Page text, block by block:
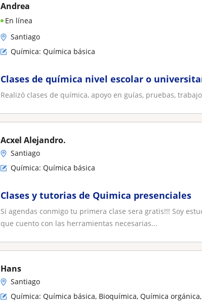
Andrea
En línea
Santiago
Química: Química básica
Clases de química nivel escolar o
Realizó clases de química, apoyo en guías, pruebas,
Acxel Alejandro.
Santiago
Química: Química básica
Clases y tutorias de Quimica presenciales
Si agendas conmigo tu primera clase sera gratis!!! Soy
que cuento con las herramientas necesarias...
Hans
Santiago
Química: Química básica, Bioquímica, Química